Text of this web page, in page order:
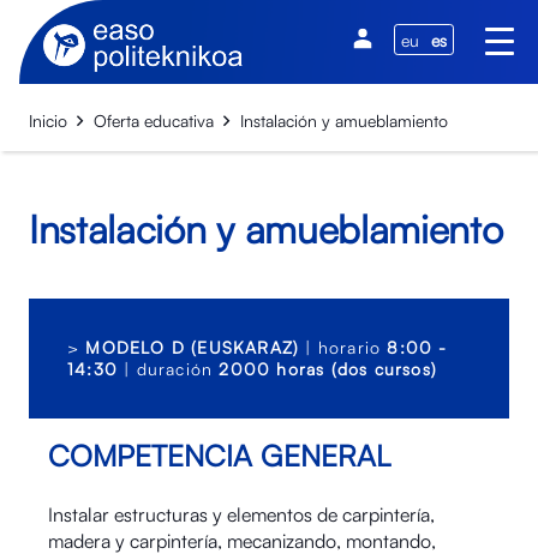
eu es
Inicio Oferta educativa Instalación y amueblamiento
Instalación y amueblamiento
> MODELO D (EUSKARAZ) | horario8:00 -
14:30 | duración2000 horas (dos cursos)
COMPETENCIA GENERAL
Instalar estructuras y elementos de carpintería,
madera y carpintería, mecanizando, montando,